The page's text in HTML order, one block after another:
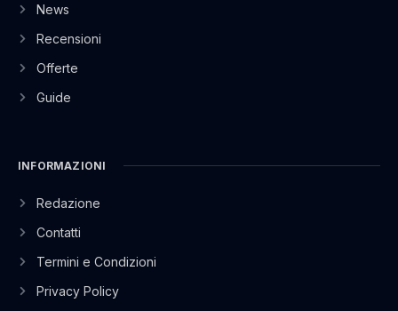
News
Recensioni
Offerte
Guide
INFORMAZIONI
Redazione
Contatti
Termini e Condizioni
Privacy Policy